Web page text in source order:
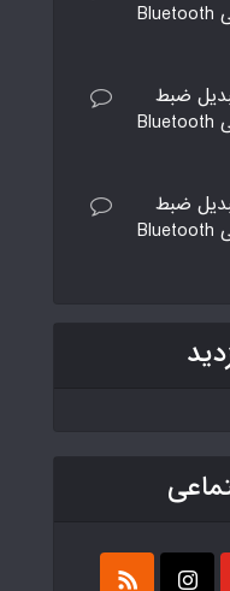
صوت قدیمی به مدل بلوتوثی Bluetooth
ضبط
صوت قدیمی به مدل بلوتوثی Bluetooth
ضبط
صوت قدیمی به مدل بلوتوثی Bluetooth